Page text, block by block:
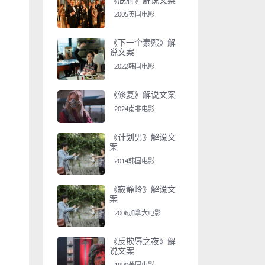
2005英国电影
《下一个素熙》解
说文案
2022韩国电影
《修复》解说文案
2024南非电影
《计划男》解说文
案
2014韩国电影
《寂静岭》解说文
案
2006加拿大电影
《反欺辱之夜》解
说文案